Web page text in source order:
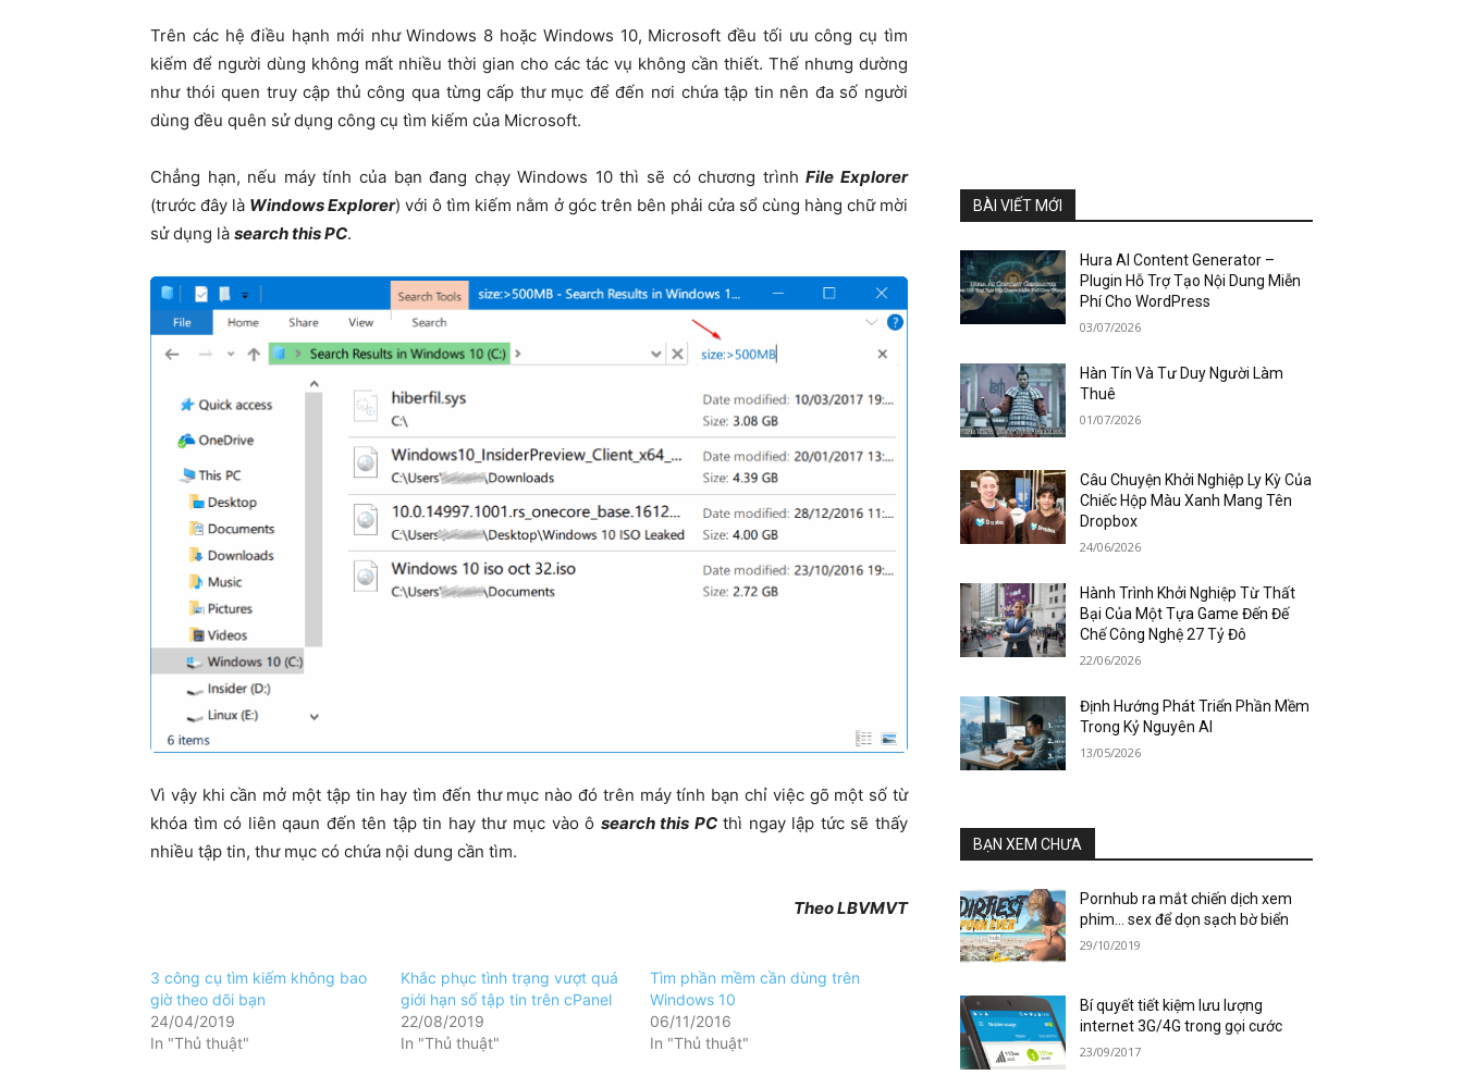
Trên các hệ điều hạnh mới như Windows 8 hoặc Windows 10, Microsoft đều tối ưu công cụ tìm
kiếm để người dùng không mất nhiều thời gian cho các tác vụ không cần thiết. Thế nhưng dường
như thói quen truy cập thủ công qua từng cấp thư mục để đến nơi chứa tập tin nên đa số người
dùng đều quên sử dụng công cụ tìm kiếm của Microsoft.
Chẳng hạn, nếu máy tính của bạn đang chạy Windows 10 thì sẽ có chương trìnhFile Explorer
(trước đây là Windows Explorer) với ô tìm kiếm nằm ở góc trên bên phải cửa sổ cùng hàng chữ mời
sử dụng là search this PC.
Vì vậy khi cần mở một tập tin hay tìm đến thư mục nào đó trên máy tính bạn chỉ việc gõ một số từ
khóa tìm có liên qaun đến tên tập tin hay thư mục vào ô search this PCthì ngay lập tức sẽ thấy
nhiều tập tin, thư mục có chứa nội dung cần tìm.
Theo LBVMVT
3 công cụ tìm kiếm không bao
giờ theo dõi bạn
24/04/2019
In "Thủ thuật"
Khắc phục tình trạng vượt quá
giới hạn số tập tin trên cPanel
22/08/2019
In "Thủ thuật"
Tìm phần mềm cần dùng trên
Windows 10
06/11/2016
In "Thủ thuật"
BÀI VIẾT MỚI
Hura AI Content Generator –
Plugin Hỗ Trợ Tạo Nội Dung Miễn
Phí Cho WordPress
03/07/2026
Hàn Tín Và Tư Duy Người Làm
Thuê
01/07/2026
Câu Chuyện Khởi Nghiệp Ly Kỳ Của
Chiếc Hộp Màu Xanh Mang Tên
Dropbox
24/06/2026
Hành Trình Khởi Nghiệp Từ Thất
Bại Của Một Tựa Game Đến Đế
Chế Công Nghệ 27 Tỷ Đô
22/06/2026
Định Hướng Phát Triển Phần Mềm
Trong Kỷ Nguyên AI
13/05/2026
BẠN XEM CHƯA
Pornhub ra mắt chiến dịch xem
phim… sex để dọn sạch bờ biển
29/10/2019
Bí quyết tiết kiệm lưu lượng
internet 3G/4G trong gọi cước
23/09/2017